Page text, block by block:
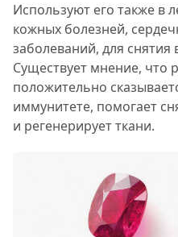
Используют его также в
кожных болезней,
заболеваний, для
Существует мнение, что
положительно
иммунитете, помогает
и регенерирует ткани.